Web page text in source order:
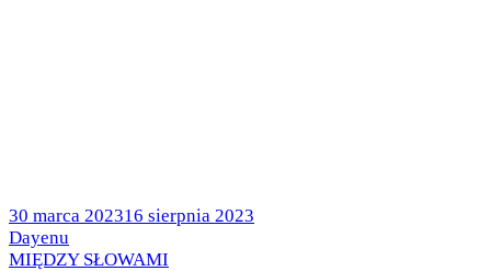
Posted
on
30 marca 202316 sierpnia 2023
by
Dayenu
Posted
MIĘDZY SŁOWAMI